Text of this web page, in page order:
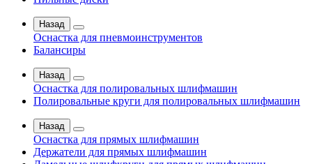
Назад
Оснастка для пневмоинструментов
Балансиры
Назад
Оснастка для полировальных шлифмашин
Полировальные круги для полировальных шлифмашин
Назад
Оснастка для прямых шлифмашин
Держатели для прямых шлифмашин